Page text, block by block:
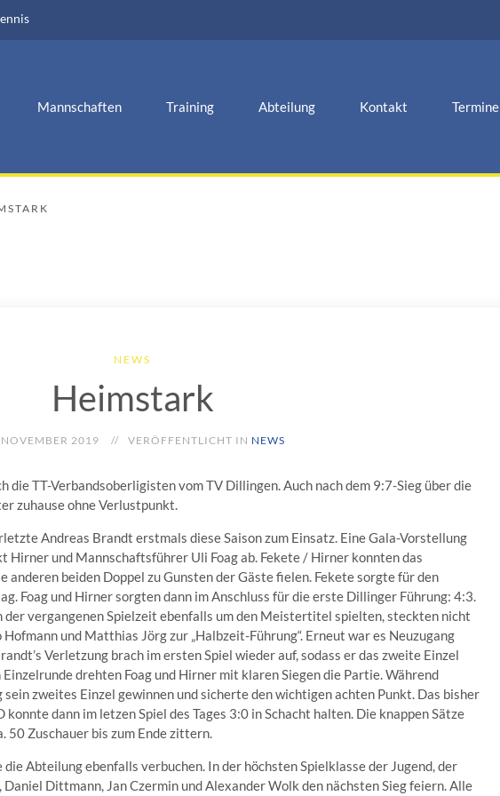
Mannschaften Training Abteilung Kontakt Termine
NEWS
Heimstark
2019 VERÖFFENTLICHT IN NEWS
die TT-Verbandsoberligisten vom TV Dillingen. Auch nach dem 9:7-Sieg über die
zuhause ohne Verlustpunkt.
Andreas Brandt erstmals diese Saison zum Einsatz. Eine Gala-Vorstellung
Hirner und Mannschaftsführer Uli Foag ab. Fekete / Hirner konnten das
anderen beiden Doppel zu Gunsten der Gäste fielen. Fekete sorgte für den
Foag und Hirner sorgten dann im Anschluss für die erste Dillinger Führung: 4:3.
der vergangenen Spielzeit ebenfalls um den Meistertitel spielten, steckten nicht
und Matthias Jörg zur „Halbzeit-Führung“. Erneut war es Neuzugang
Verletzung brach im ersten Spiel wieder auf, sodass er das zweite Einzel
drehten Foag und Hirner mit klaren Siegen die Partie. Während
zweites Einzel gewinnen und sicherte den wichtigen achten Punkt. Das bisher
konnte dann im letzen Spiel des Tages 3:0 in Schacht halten. Die knappen Sätze
50 Zuschauer bis zum Ende zittern.
Abteilung ebenfalls verbuchen. In der höchsten Spielklasse der Jugend, der
Dittmann, Jan Czermin und Alexander Wolk den nächsten Sieg feiern. Alle